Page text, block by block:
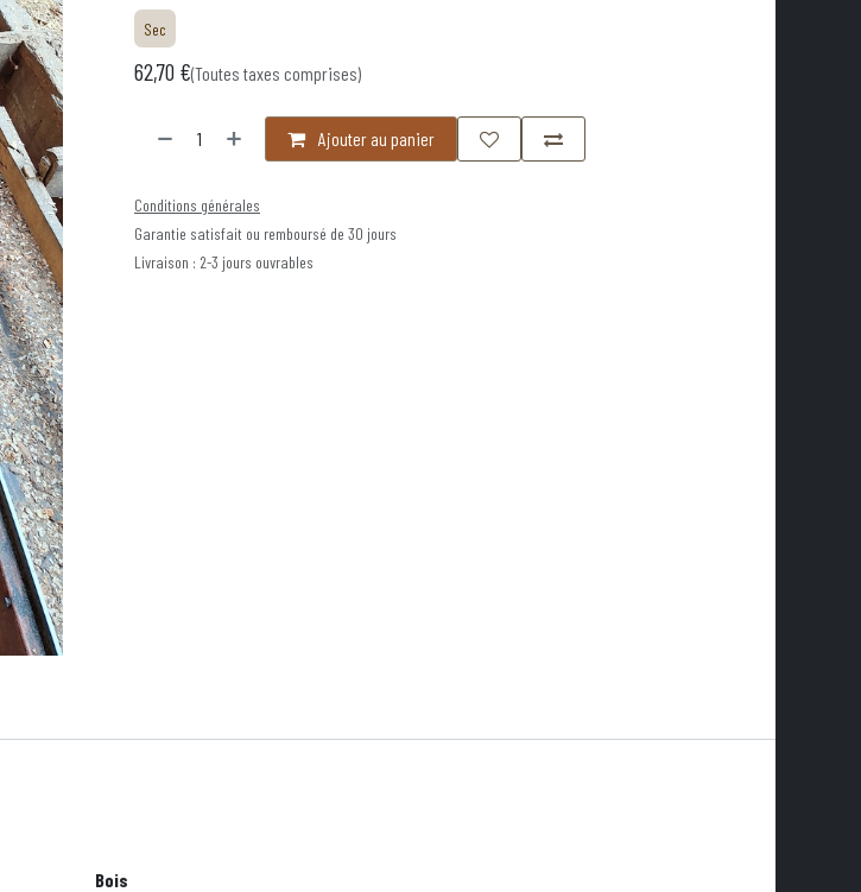
Sec
62,70 €(Toutes taxes comprises)
Ajouter au panier
Conditions générales
Garantie satisfait ou remboursé de 30 jours
Livraison : 2-3 jours ouvrables
Bois